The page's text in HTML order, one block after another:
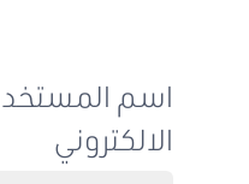
اسم المستخدم
الالكتروني